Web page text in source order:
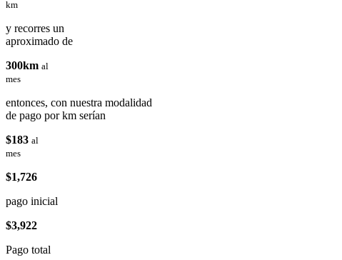
km
y recorres un
aproximado de
300km al
mes
entonces, con nuestra modalidad
de pago por km serían
$183 al
mes
$1,726
pago inicial
$3,922
Pago total